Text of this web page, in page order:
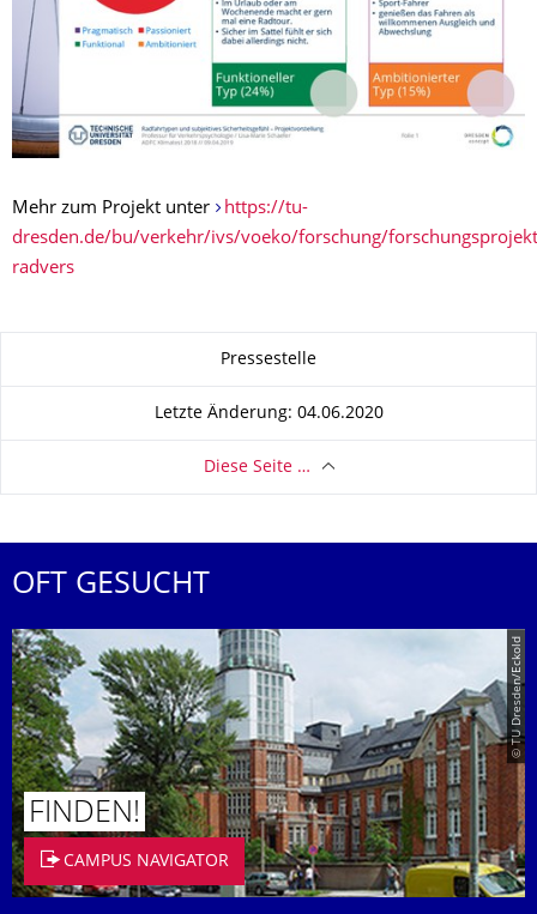
Mehr zum Projekt unter
https://tu-
dresden.de/bu/verkehr/ivs/voeko/forschung/
radvers
Pressestelle
Letzte Änderung: 04.06.2020
Diese Seite …
OFT GESUCHT
© TU Dresden/Eckold
FINDEN!
CAMPUS NAVIGATOR